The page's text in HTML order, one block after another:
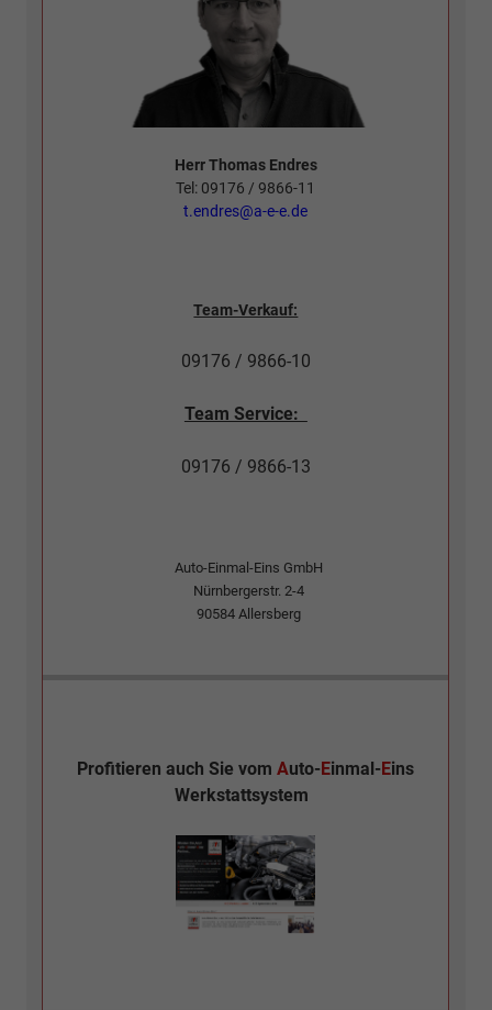
Herr Thomas Endres
Tel: 09176 / 9866-11
t.endres@a-e-e.de
Team-Verkauf:
09176 / 9866-10
Team Service:
09176 / 9866-13
Auto-Einmal-Eins GmbH
Nürnbergerstr. 2-4
90584 Allersberg
Profitieren auch Sie vomAuto-Einmal-Eins
Werkstattsystem